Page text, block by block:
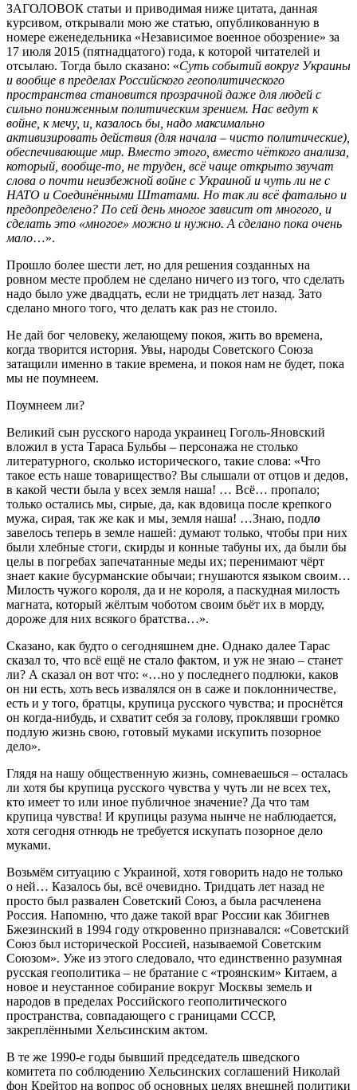
ЗАГОЛОВОК статьи и приводимая ниже цитата, данная
курсивом, открывали мою же статью, опубликованную в
номере еженедельника «Независимое военное обозрение» за
17 июля 2015 (пятнадцатого) года, к которой читателей и
отсылаю. Тогда было сказано: «Суть событий вокруг Украины
и вообще в пределах Российского геополитического
пространства становится прозрачной даже для людей с
сильно пониженным политическим зрением. Нас ведут к
войне, к мечу, и, казалось бы, надо максимально
активизировать действия (для начала – чисто политические),
обеспечивающие мир. Вместо этого, вместо чёткого анализа,
который, вообще-то, не труден, всё чаще открыто звучат
слова о почти неизбежной войне с Украиной и чуть ли не с
НАТО и Соединёнными Штатами. Но так ли всё фатально и
предопределено? По сей день многое зависит от многого, и
сделать это «многое» можно и нужно. А сделано пока очень
мало…».
Прошло более шести лет, но для решения созданных на
ровном месте проблем не сделано ничего из того, что сделать
надо было уже двадцать, если не тридцать лет назад. Зато
сделано много того, что делать как раз не стоило.
Не дай бог человеку, желающему покоя, жить во времена,
когда творится история. Увы, народы Советского Союза
затащили именно в такие времена, и покоя нам не будет, пока
мы не поумнеем.
Поумнеем ли?
Великий сын русского народа украинец Гоголь-Яновский
вложил в уста Тараса Бульбы – персонажа не столько
литературного, сколько исторического, такие слова: «Что
такое есть наше товарищество? Вы слышали от отцов и дедов,
в какой чести была у всех земля наша! … Всё… пропало;
только остались мы, сирые, да, как вдовица после крепкого
мужа, сирая, так же как и мы, земля наша! …Знаю, подло
завелось теперь в земле нашей: думают только, чтобы при них
были хлебные стоги, скирды и конные табуны их, да были бы
целы в погребах запечатанные меды их; перенимают чёрт
знает какие бусурманские обычаи; гнушаются языком своим…
Милость чужого короля, да и не короля, а паскудная милость
магната, который жёлтым чоботом своим бьёт их в морду,
дороже для них всякого братства…».
Сказано, как будто о сегодняшнем дне. Однако далее Тарас
сказал то, что всё ещё не стало фактом, и уж не знаю – станет
ли? А сказал он вот что: «…но у последнего подлюки, каков
он ни есть, хоть весь извалялся он в саже и поклонничестве,
есть и у того, братцы, крупица русского чувства; и проснётся
он когда-нибудь, и схватит себя за голову, проклявши громко
подлую жизнь свою, готовый муками искупить позорное
дело».
Глядя на нашу общественную жизнь, сомневаешься – осталась
ли хотя бы крупица русского чувства у чуть ли не всех тех,
кто имеет то или иное публичное значение? Да что там
крупица чувства! И крупицы разума нынче не наблюдается,
хотя сегодня отнюдь не требуется искупать позорное дело
муками.
Возьмём ситуацию с Украиной, хотя говорить надо не только
о ней… Казалось бы, всё очевидно. Тридцать лет назад не
просто был развален Советский Союз, а была расчленена
Россия. Напомню, что даже такой враг России как Збигнев
Бжезинский в 1994 году откровенно признавался: «Советский
Союз был исторической Россией, называемой Советским
Союзом». Уже из этого следовало, что единственно разумная
русская геополитика – не братание с «троянским» Китаем, а
новое и неустанное собирание вокруг Москвы земель и
народов в пределах Российского геополитического
пространства, совпадающего с границами СССР,
закреплёнными Хельсинским актом.
В те же 1990-е годы бывший председатель шведского
комитета по соблюдению Хельсинских соглашений Николай
фон Крейтор на вопрос об основных целях внешней политики